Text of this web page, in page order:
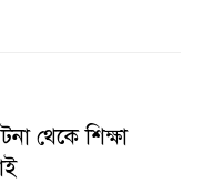
থেকে শিক্ষা